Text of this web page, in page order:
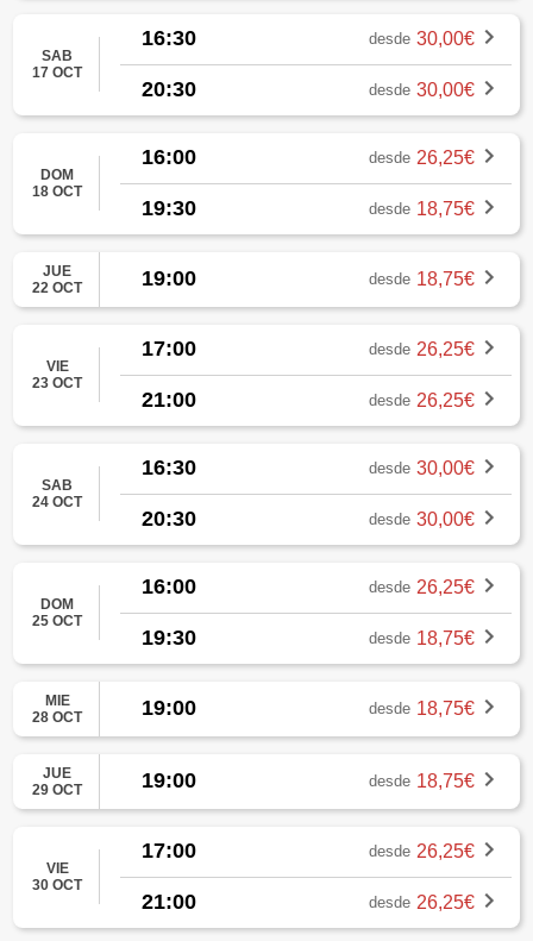
SAB
17 OCT
16:30 desde 30,00€
20:30 desde 30,00€
DOM
18 OCT
16:00 desde 26,25€
19:30 desde 18,75€
JUE
22 OCT
19:00 desde 18,75€
VIE
23 OCT
17:00 desde 26,25€
21:00 desde 26,25€
SAB
24 OCT
16:30 desde 30,00€
20:30 desde 30,00€
DOM
25 OCT
16:00 desde 26,25€
19:30 desde 18,75€
MIE
28 OCT
19:00 desde 18,75€
JUE
29 OCT
19:00 desde 18,75€
VIE
30 OCT
17:00 desde 26,25€
21:00 desde 26,25€